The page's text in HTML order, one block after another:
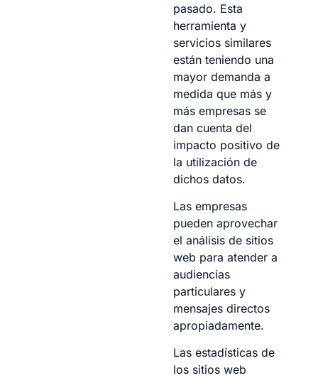
pasado. Esta
herramienta y
servicios similares
están teniendo una
mayor demanda a
medida que más y
más empresas se
dan cuenta del
impacto positivo de
la utilización de
dichos datos.
Las empresas
pueden aprovechar
el análisis de sitios
web para atender a
audiencias
particulares y
mensajes directos
apropiadamente.
Las estadísticas de
los sitios web